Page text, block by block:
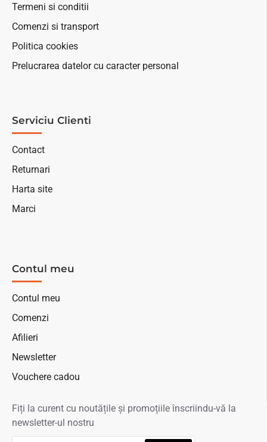
Termeni si conditii
Comenzi si transport
Politica cookies
Prelucrarea datelor cu caracter personal
Serviciu Clienti
Contact
Returnari
Harta site
Marci
Contul meu
Contul meu
Comenzi
Afilieri
Newsletter
Vouchere cadou
Fiți la curent cu noutățile și promoțiile înscriindu-vă la
newsletter-ul nostru